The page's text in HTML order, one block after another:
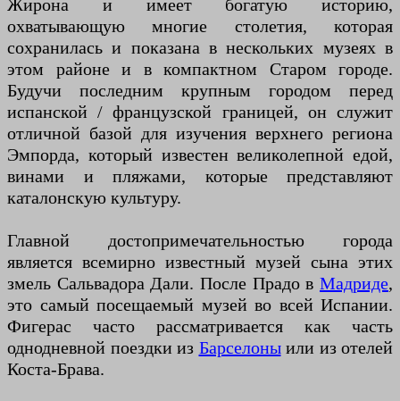
Жирона и имеет богатую историю,
охватывающую многие столетия, которая
сохранилась и показана в нескольких музеях в
этом районе и в компактном Старом городе.
Будучи последним крупным городом перед
испанской / французской границей, он служит
отличной базой для изучения верхнего региона
Эмпорда, который известен великолепной едой,
винами и пляжами, которые представляют
каталонскую культуру.
Главной достопримечательностью города
является всемирно известный музей сына этих
змель Сальвадора Дали. После Прадо в Мадриде,
это самый посещаемый музей во всей Испании.
Фигерас часто рассматривается как часть
однодневной поездки из Барселоныили из отелей
Коста-Брава.